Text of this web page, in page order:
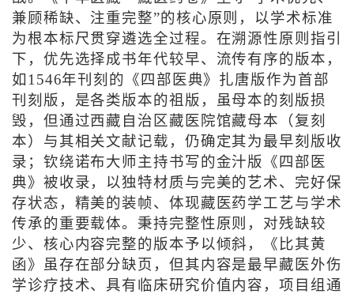
兼顾稀缺、注重完整”的核心原则，以学术标准
为根本标尺贯穿遴选全过程。在溯源性原则指引
下，优先选择成书年代较早、流传有序的版本，
如1546年刊刻的《四部医典》扎唐版作为首部
刊刻版，是各类版本的祖版，虽母本的刻版损
毁，但通过西藏自治区藏医院馆藏母本（复刻
本）与其相关文献记载，仍确定其为最早刻版收
录；钦绕诺布大师主持书写的金汁版《四部医
典》被收录，以独特材质与完美的艺术、完好保
存状态，精美的装帧、体现藏医药学工艺与学术
传承的重要载体。秉持完整性原则，对残缺较
少、核心内容完整的版本予以倾斜，《比其黄
函》虽存在部分缺页，但其内容是最早藏医外伤
学诊疗技术、具有临床研究价值内容，项目组通